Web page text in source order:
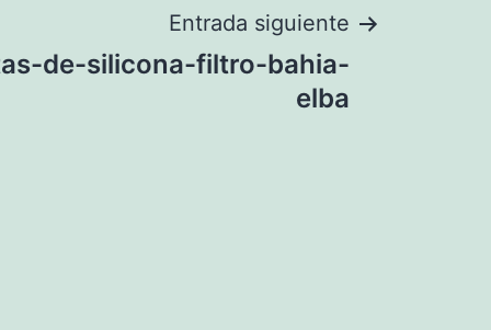
Entrada siguiente
de-silicona-filtro-bahia-
elba